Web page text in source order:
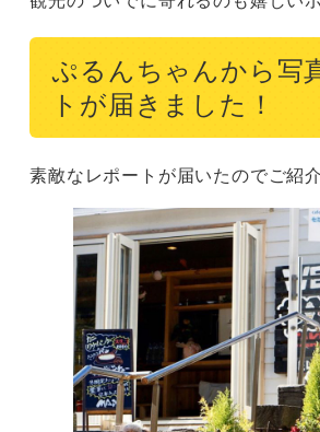
ぷるんちゃんから写
トが届きました！
素敵なレポートが届いたのでご紹